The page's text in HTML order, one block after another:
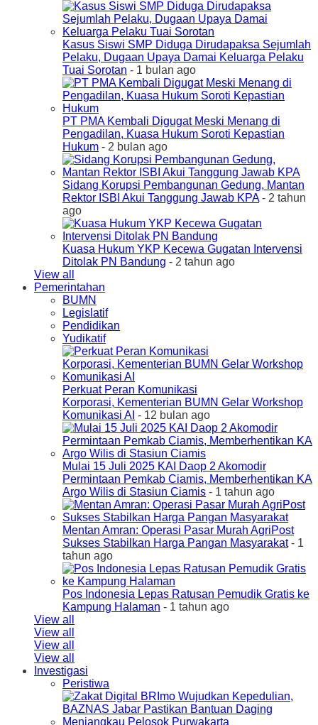
Kasus Siswi SMP Diduga Dirudapaksa Sejumlah
Pelaku, Dugaan Upaya Damai Keluarga Pelaku
Tuai Sorotan - 1 bulan ago
PT PMA Kembali Digugat Meski Menang di
Pengadilan, Kuasa Hukum Soroti Kepastian
Hukum - 2 bulan ago
Sidang Korupsi Pembangunan Gedung, Mantan
Rektor ISBI Akui Tanggung Jawab KPA- 2 tahun
ago
Kuasa Hukum YKP Kecewa Gugatan Intervensi
Ditolak PN Bandung - 2 tahun ago
View all
Pemerintahan
BUMN
Legislatif
Pendidikan
Yudikatif
Perkuat Peran Komunikasi
Korporasi, Kementerian BUMN Gelar Workshop
Komunikasi AI - 12 bulan ago
Mulai 15 Juli 2025 KAI Daop 2 Akomodir
Permintaan Pemkab Ciamis, Memberhentikan KA
Argo Wilis di Stasiun Ciamis - 1 tahun ago
Mentan Amran: Operasi Pasar Murah AgriPost
Sukses Stabilkan Harga Pangan Masyarakat- 1
tahun ago
Pos Indonesia Lepas Ratusan Pemudik Gratis ke
Kampung Halaman - 1 tahun ago
View all
View all
View all
View all
Investigasi
Peristiwa